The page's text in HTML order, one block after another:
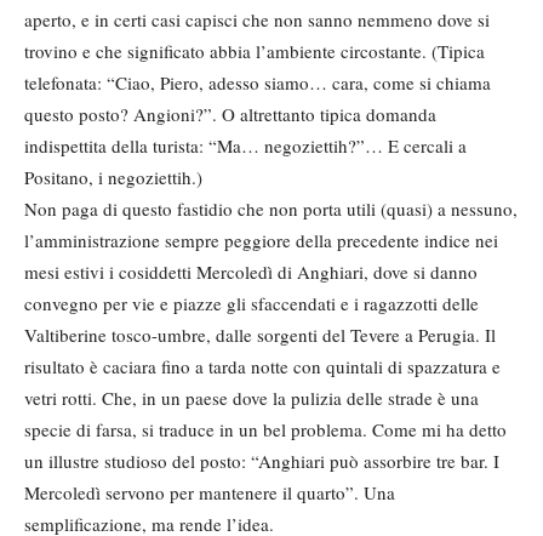
aperto, e in certi casi capisci che non sanno nemmeno dove si
trovino e che significato abbia l’ambiente circostante. (Tipica
telefonata: “Ciao, Piero, adesso siamo… cara, come si chiama
questo posto? Angioni?”. O altrettanto tipica domanda
indispettita della turista: “Ma… negoziettih?”… E cercali a
Positano, i negoziettih.)
Non paga di questo fastidio che non porta utili (quasi) a nessuno,
l’amministrazione sempre peggiore della precedente indice nei
mesi estivi i cosiddetti Mercoledì di Anghiari, dove si danno
convegno per vie e piazze gli sfaccendati e i ragazzotti delle
Valtiberine tosco-umbre, dalle sorgenti del Tevere a Perugia. Il
risultato è caciara fino a tarda notte con quintali di spazzatura e
vetri rotti. Che, in un paese dove la pulizia delle strade è una
specie di farsa, si traduce in un bel problema. Come mi ha detto
un illustre studioso del posto: “Anghiari può assorbire tre bar. I
Mercoledì servono per mantenere il quarto”. Una
semplificazione, ma rende l’idea.